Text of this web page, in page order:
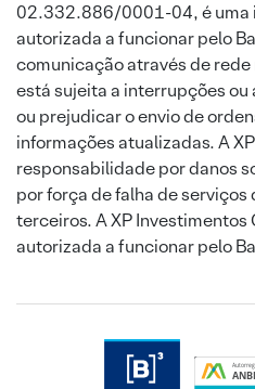
02.332.886/0001-04, é uma
autorizada a funcionar pelo
comunicação através de
está sujeita a interrupções
ou prejudicar o envio de
informações atualizadas. A
responsabilidade por danos
por força de falha de
terceiros. A XP Investimentos
autorizada a funcionar pelo